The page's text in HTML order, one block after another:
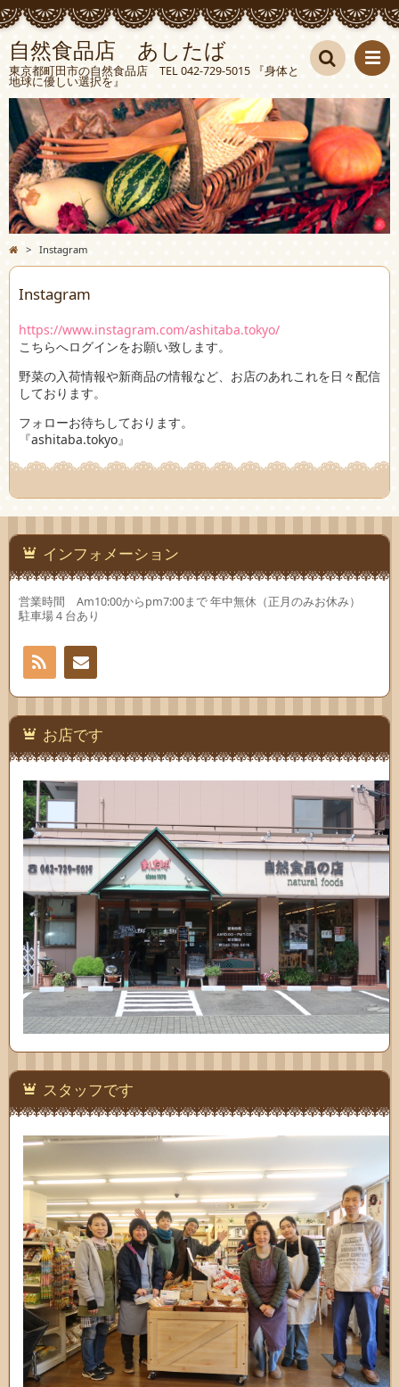
自然食品店 あしたば
東京都町田市の自然食品店 TEL 042-729-5015 『身体と
地球に優しい選択を』 検索
> Instagram
Instagram
https://www.instagram.com/ashitaba.tokyo/
こちらへログインをお願い致します。
野菜の入荷情報や新商品の情報など、お店のあれこれを日々配信
しております。
フォローお待ちしております。
『ashitaba.tokyo』
インフォメーション
営業時間 Am10:00からpm7:00まで 年中無休（正月のみお休み）
駐車場４台あり
お問
い合
わせ
お店です
スタッフです